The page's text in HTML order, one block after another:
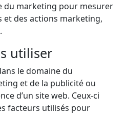
du marketing pour mesurer
et des actions marketing,
utiliser
le domaine du
et de la publicité ou
d’un site web. Ceux-ci
facteurs utilisés pour